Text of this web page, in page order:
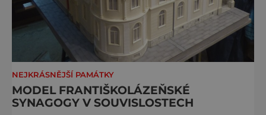
NEJKRÁSNĚJŠÍ PAMÁTKY
MODEL FRANTIŠKOLÁZEŇSKÉ
SYNAGOGY V SOUVISLOSTECH